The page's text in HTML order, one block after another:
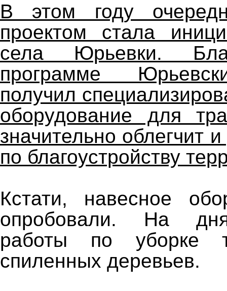
В этом году
проектом стала
села Юрьевки.
программе
получил
оборудование для
значительно облегчит
по благоустройству
Кстати, навесное
опробовали. На
работы по уборке
спиленных деревьев.